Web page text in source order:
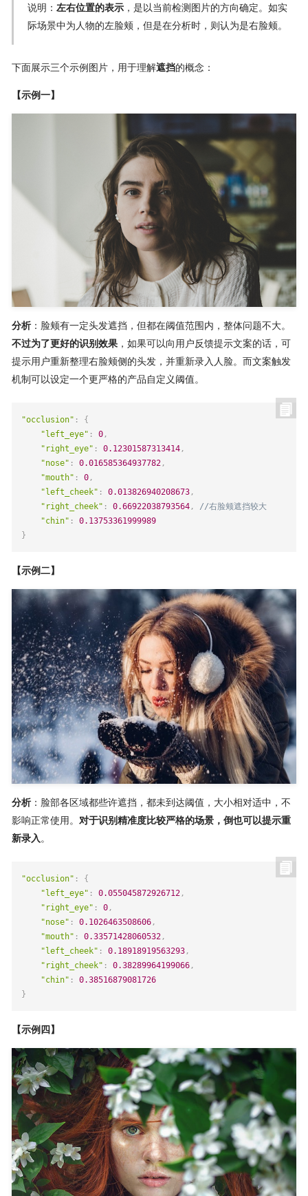
说明： 左右位置的表示，是以当前检测图片的方向确定。如实
际场景中为人物的左脸颊，但是在分析时，则认为是右脸颊。
下面展示三个示例图片，用于理解遮挡的概念：
【示例一】
分析：脸颊有一定头发遮挡，但都在阈值范围内，整体问题不大。
不过为了更好的识别效果，如果可以向用户反馈提示文案的话，可
提示用户重新整理右脸颊侧的头发，并重新录入人脸。而文案触发
机制可以设定一个更严格的产品自定义阈值。
"occlusion" :
{
"left_eye" : 0,
"right_eye" : 0.12301587313414,
"nose" : 0.016585364937782,
"mouth" : 0,
"left_cheek" : 0.013826940208673,
"right_cheek" : 0.66922038793564,
//右脸颊遮挡较大
"chin" :
0.13753361999989
}
【示例二】
分析：脸部各区域都些许遮挡，都未到达阈值，大小相对适中，不
影响正常使用。 对于识别精准度比较严格的场景，倒也可以提示重
新录入 。
"occlusion" :
{
"left_eye" : 0.055045872926712,
"right_eye" : 0,
"nose" : 0.1026463508606,
"mouth" : 0.33571428060532,
"left_cheek" : 0.18918919563293,
"right_cheek" : 0.38289964199066,
"chin" :
0.38516879081726
}
【示例四】